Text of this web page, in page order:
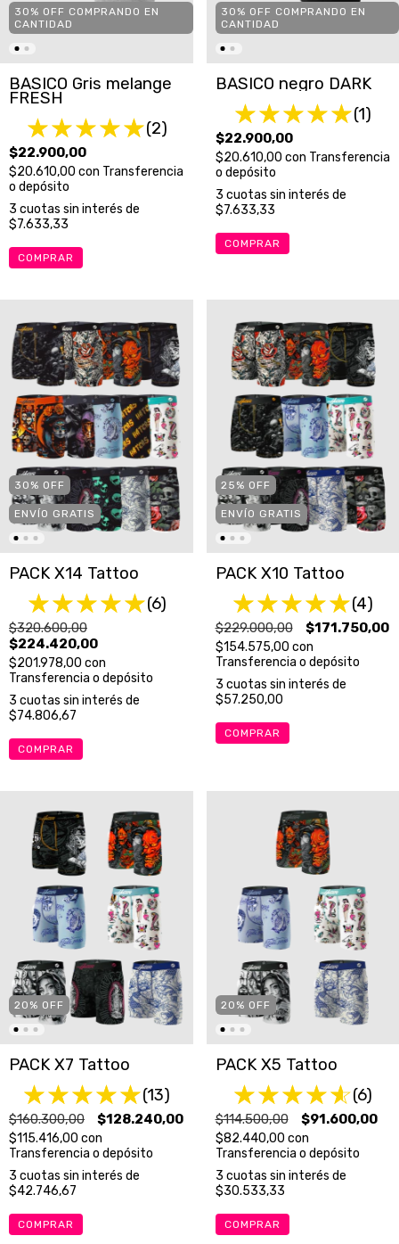
30% OFF COMPRANDO EN
CANTIDAD
BASICO Gris melange
FRESH
(2)
$22.900,00
$20.610,00 con Transferencia
o depósito
3 cuotas sin interés de
$7.633,33
COMPRAR
30% OFF COMPRANDO EN
CANTIDAD
BASICO negro DARK
(1)
$22.900,00
$20.610,00 con Transferencia
o depósito
3 cuotas sin interés de
$7.633,33
COMPRAR
30 % OFF
ENVÍO GRATIS
PACK X14 Tattoo
(6)
$320.600,00
$224.420,00
$201.978,00 con
Transferencia o depósito
3 cuotas sin interés de
$74.806,67
COMPRAR
25 % OFF
ENVÍO GRATIS
PACK X10 Tattoo
(4)
$229.000,00 $171.750,00
$154.575,00 con
Transferencia o depósito
3 cuotas sin interés de
$57.250,00
COMPRAR
20 % OFF
PACK X7 Tattoo
(13)
$160.300,00 $128.240,00
$115.416,00 con
Transferencia o depósito
3 cuotas sin interés de
$42.746,67
COMPRAR
20 % OFF
PACK X5 Tattoo
(6)
$114.500,00 $91.600,00
$82.440,00 con
Transferencia o depósito
3 cuotas sin interés de
$30.533,33
COMPRAR